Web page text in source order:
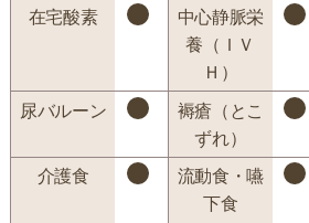
在宅酸素
中心静脈栄
養（ＩＶ
Ｈ）
尿バルーン
褥瘡（とこ
ずれ）
介護食
流動食・嚥
下食